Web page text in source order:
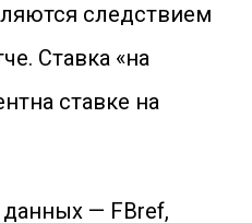
следствием
Ставка «на
ставке на
данных — FBref,